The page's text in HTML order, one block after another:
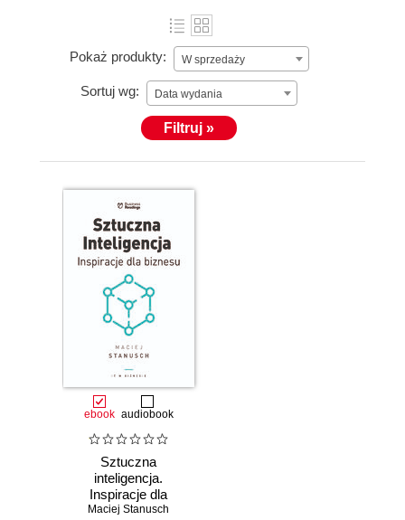
niemieckim. W planach Wydawnictwo ma także
wydanie książek w języku francuskim, włoskim i
rosyjskim. Marka [ze słownikiem] produkuje także
materiały wspomagające naukę języka, takie jak
słownik frekwencyjny oraz słownik zapożyczeń.
Pokaż produkty: W sprzedaży
Sortuj wg: Data wydania
Filtruj »
ebook audiobook
Sztuczna
inteligencja.
Inspiracje dla
biznesu
Maciej Stanusch